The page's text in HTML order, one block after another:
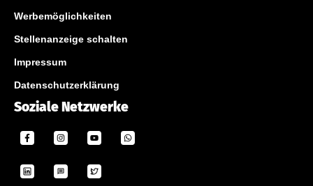
Werbemöglichkeiten
Stellenanzeige schalten
Impressum
Datenschutzerklärung
Soziale Netzwerke